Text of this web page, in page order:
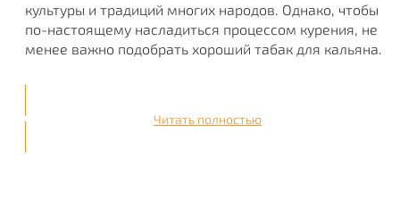
культуры и традиций многих народов. Однако, чтобы
по-настоящему насладиться процессом курения, не
менее важно подобрать хороший табак для кальяна.
Читать полностью